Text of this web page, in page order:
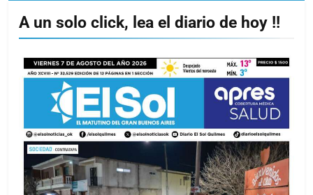
A un solo click, lea el diario de hoy !!